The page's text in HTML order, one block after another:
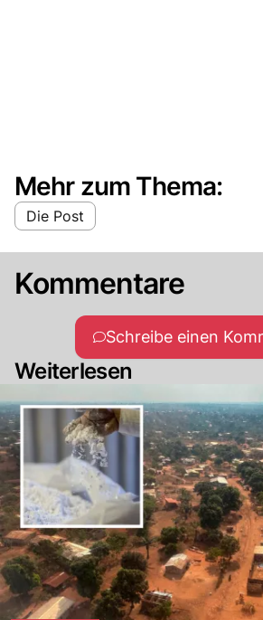
Mehr zum Thema:
Die Post
Kommentare
Schreibe einen
Weiterlesen